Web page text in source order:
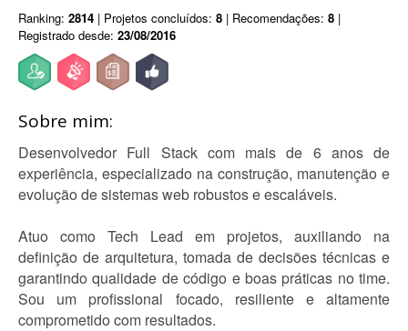
Ranking: 2814 | Projetos concluídos: 8 | Recomendações: 8 |
Registrado desde: 23/08/2016
Sobre mim:
Desenvolvedor Full Stack com mais de 6 anos de
experiência, especializado na construção, manutenção e
evolução de sistemas web robustos e escaláveis.
Atuo como Tech Lead em projetos, auxiliando na
definição de arquitetura, tomada de decisões técnicas e
garantindo qualidade de código e boas práticas no time.
Sou um profissional focado, resiliente e altamente
comprometido com resultados.